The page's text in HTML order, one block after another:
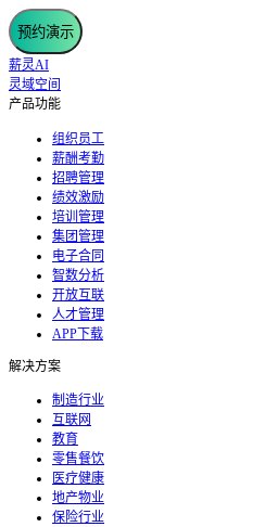
预约演示
薪灵AI
灵域空间
产品功能
组织员工
薪酬考勤
招聘管理
绩效激励
培训管理
集团管理
电子合同
智数分析
开放互联
人才管理
APP下载
解决方案
制造行业
互联网
教育
零售餐饮
医疗健康
地产物业
保险行业